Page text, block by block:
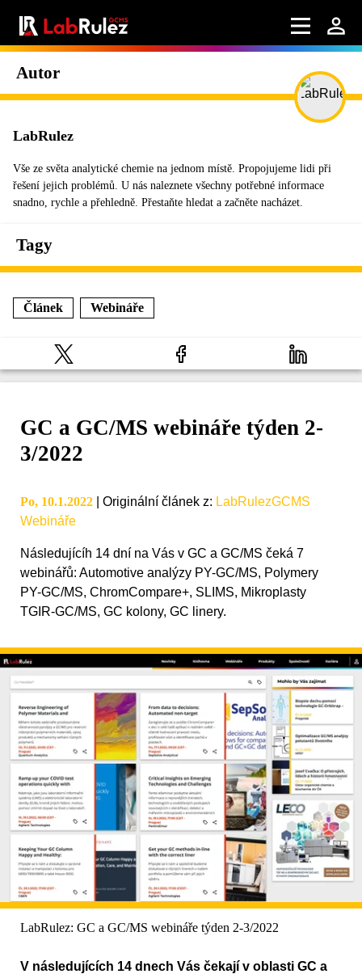
Autor
LabRulez
Vše ze světa analytické chemie na jednom místě. Propojujeme lidi při
řešení jejich problémů. U nás naleznete všechny potřebné informace
snadno, rychle a přehledně. Přestaňte hledat a začněte nacházet.
Tagy
Článek Webináře
GC a GC/MS webináře týden 2-
3/2022
Po, 10.1.2022 Originální článek z: LabRulezGCMS
Webináře
Následujícíh 14 dní na Vás v GC a GC/MS čeká 7
webinářů: Automotive analýzy PY-GC/MS, Polymery
PY-GC/MS, ChromCompare+, SLIMS, Mikroplasty
TGIR-GC/MS, GC kolony, GC linery.
LabRulez: GC a GC/MS webináře týden 2-3/2022
V následujících 14 dnech Vás čekají v oblasti GC a